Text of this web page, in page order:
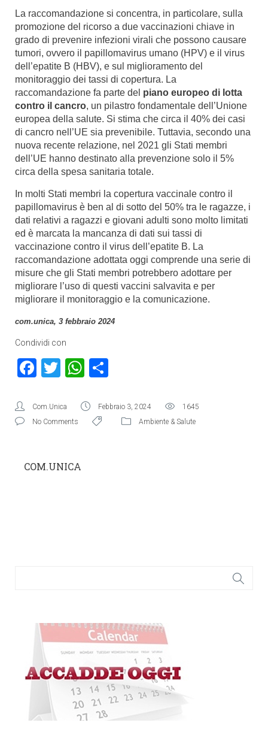
La raccomandazione si concentra, in particolare, sulla
promozione del ricorso a due vaccinazioni chiave in
grado di prevenire infezioni virali che possono causare
tumori, ovvero il papillomavirus umano (HPV) e il virus
dell’epatite B (HBV), e sul miglioramento del
monitoraggio dei tassi di copertura. La
raccomandazione fa parte del piano europeo di lotta
contro il cancro, un pilastro fondamentale dell’Unione
europea della salute. Si stima che circa il 40% dei casi
di cancro nell’UE sia prevenibile. Tuttavia, secondo una
nuova recente relazione, nel 2021 gli Stati membri
dell’UE hanno destinato alla prevenzione solo il 5%
circa della spesa sanitaria totale.
In molti Stati membri la copertura vaccinale contro il
papillomavirus è ben al di sotto del 50% tra le ragazze, i
dati relativi a ragazzi e giovani adulti sono molto limitati
ed è marcata la mancanza di dati sui tassi di
vaccinazione contro il virus dell’epatite B. La
raccomandazione adottata oggi comprende una serie di
misure che gli Stati membri potrebbero adottare per
migliorare l’uso di questi vaccini salvavita e per
migliorare il monitoraggio e la comunicazione.
com.unica, 3 febbraio 2024
Condividi con
Facebook
TwitterWhatsApp
Com.Unica Febbraio 3, 2024
1645
No Comments
Ambiente & Salute
COM.UNICA